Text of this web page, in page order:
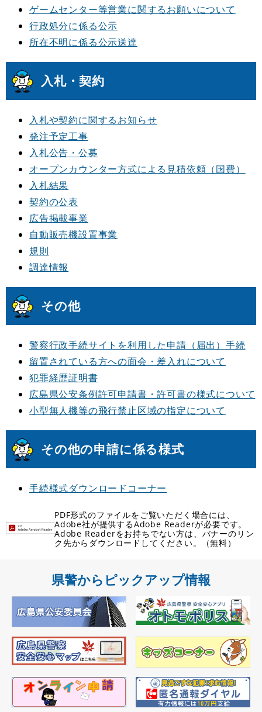
ゲームセンター等営業に関するお願いについて
行政処分に係る公示
所在不明に係る公示送達
入札・契約
入札や契約に関するお知らせ
発注予定工事
入札公告・公募
オープンカウンター方式による見積依頼（国費）
入札結果
契約の公表
広告掲載事業
自動販売機設置事業
規則
調達情報
その他
警察行政手続サイトを利用した申請（届出）手続
留置されている方への面会・差入れについて
犯罪経歴証明書
広島県公安条例許可申請書・許可書の様式について
小型無人機等の飛行禁止区域の指定について
その他の申請に係る様式
手続様式ダウンロードコーナー
PDF形式のファイルをご覧いただく場合には、
Adobe社が提供するAdobe Readerが必要です。
Adobe Readerをお持ちでない方は、バナーのリン
ク先からダウンロードしてください。（無料）
県警からピックアップ情報